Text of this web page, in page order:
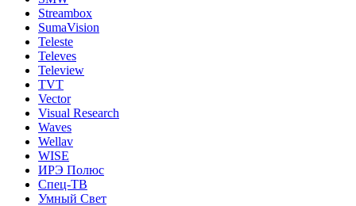
Streambox
SumaVision
Teleste
Televes
Teleview
TVT
Vector
Visual Research
Waves
Wellav
WISE
ИРЭ Полюс
Спец-ТВ
Умный Свет